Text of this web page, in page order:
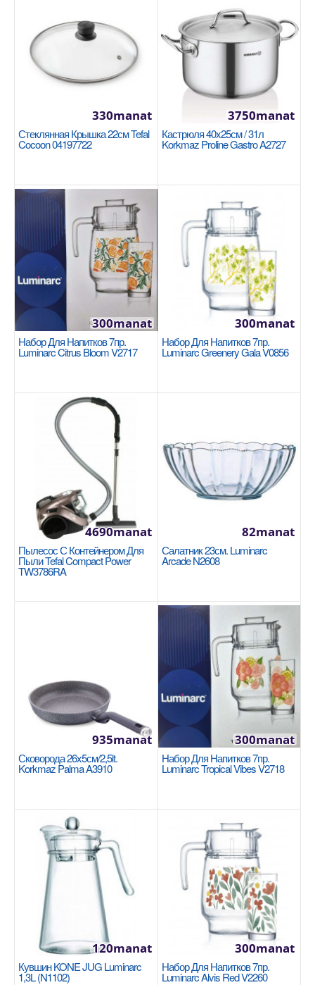
Здоровое приготовление пищи благодаря
керамическо..
1590manat
В Корзину
KORKMAZ
Размер: 30x11cm / 7,5л. Благодаря плоским
крышкам кастрюли Astra2 не занимают много
места в посудо..
2040manat
Availability
В Корзину
KORKMAZ
Размер: 18x11см / 2.7 л Нержавеющая сталь 18/10
Cr-Ni Подошва Super Capsule обеспечивает
равномер..
1100manat
Availability
В Корзину
Стеклянная Крышка 22см Tefal
Cocoon 04197722
330manat
Кастрюля 40x25см / 31л
Korkmaz Proline Gastro A2727
3750manat
Набор Для Напитков 7пр.
Luminarc Citrus Bloom V2717
300manat
Набор Для Напитков 7пр.
Luminarc Greenery Gala V0856
300manat
Пылесос С Контейнером Для
Пыли Tefal Compact Power
TW3786RA
4690manat
Салатник 23см. Luminarc
Arcade N2608
82manat
Сковорода 26x5см/2,5lt.
Korkmaz Palma A3910
935manat
Набор Для Напитков 7пр.
Luminarc Tropical Vibes V2718
300manat
Кувшин KONE JUG Luminarc
1,3L (N1102)
120manat
Набор Для Напитков 7пр.
Luminarc Alvis Red V2260
300manat